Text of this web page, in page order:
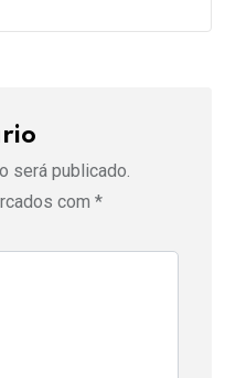
será publicado.
com *